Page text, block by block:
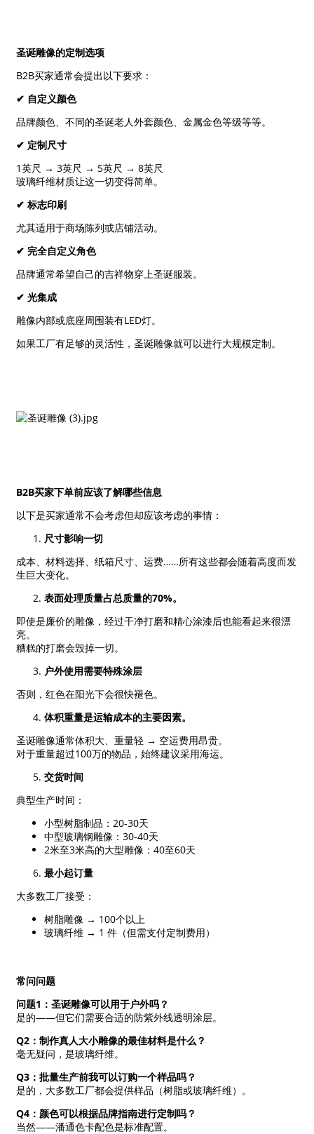
圣诞雕像的定制选项
B2B买家通常会提出以下要求：
✔ 自定义颜色
品牌颜色、不同的圣诞老人外套颜色、金属金色等级等等。
✔ 定制尺寸
1英尺 → 3英尺 → 5英尺 → 8英尺
玻璃纤维材质让这一切变得简单。
✔ 标志印刷
尤其适用于商场陈列或店铺活动。
✔ 完全自定义角色
品牌通常希望自己的吉祥物穿上圣诞服装。
✔ 光集成
雕像内部或底座周围装有LED灯。
如果工厂有足够的灵活性，圣诞雕像就可以进行大规模定制。
B2B买家下单前应该了解哪些信息
以下是买家通常不会考虑但却应该考虑的事情：
尺寸影响一切
成本、材料选择、纸箱尺寸、运费……所有这些都会随着高度而发
生巨大变化。
表面处理质量占总质量的70%。
即使是廉价的雕像，经过干净打磨和精心涂漆后也能看起来很漂
亮。
糟糕的打磨会毁掉一切。
户外使用需要特殊涂层
否则，红色在阳光下会很快褪色。
体积重量是运输成本的主要因素。
圣诞雕像通常体积大、重量轻 → 空运费用昂贵。
对于重量超过100万的物品，始终建议采用海运。
交货时间
典型生产时间：
小型树脂制品：20-30天
中型玻璃钢雕像：30-40天
2米至3米高的大型雕像：40至60天
最小起订量
大多数工厂接受：
树脂雕像 → 100个以上
玻璃纤维 → 1 件（但需支付定制费用）
常问问题
问题1：圣诞雕像可以用于户外吗？
是的——但它们需要合适的防紫外线透明涂层。
Q2：制作真人大小雕像的最佳材料是什么？
毫无疑问，是玻璃纤维。
Q3：批量生产前我可以订购一个样品吗？
是的，大多数工厂都会提供样品（树脂或玻璃纤维）。
Q4：颜色可以根据品牌指南进行定制吗？
当然——潘通色卡配色是标准配置。